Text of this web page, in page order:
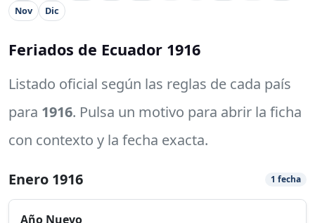
Nov
Dic
Feriados de Ecuador 1916
Listado oficial según las reglas de cada país
para 1916. Pulsa un motivo para abrir la ficha
con contexto y la fecha exacta.
Enero 1916 1 fecha
Año Nuevo